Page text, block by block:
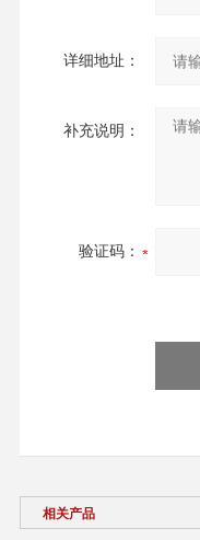
详细地址：
补充说明：
验证码：
相关产品